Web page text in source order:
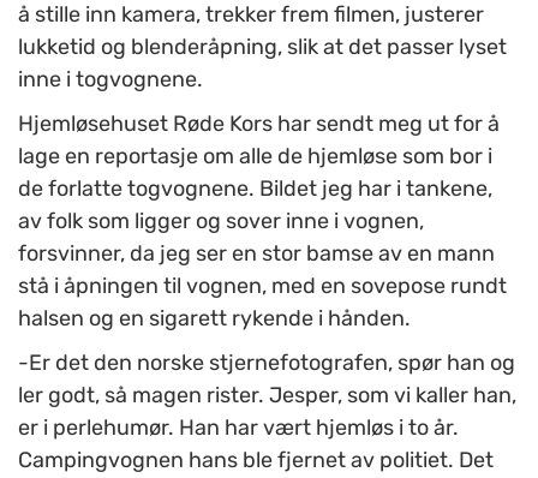
å stille inn kamera, trekker frem filmen, justerer
lukketid og blenderåpning, slik at det passer lyset
inne i togvognene.
Hjemløsehuset Røde Kors har sendt meg ut for å
lage en reportasje om alle de hjemløse som bor i
de forlatte togvognene. Bildet jeg har i tankene,
av folk som ligger og sover inne i vognen,
forsvinner, da jeg ser en stor bamse av en mann
stå i åpningen til vognen, med en sovepose rundt
halsen og en sigarett rykende i hånden.
-Er det den norske stjernefotografen, spør han og
ler godt, så magen rister. Jesper, som vi kaller han,
er i perlehumør. Han har vært hjemløs i to år.
Campingvognen hans ble fjernet av politiet. Det